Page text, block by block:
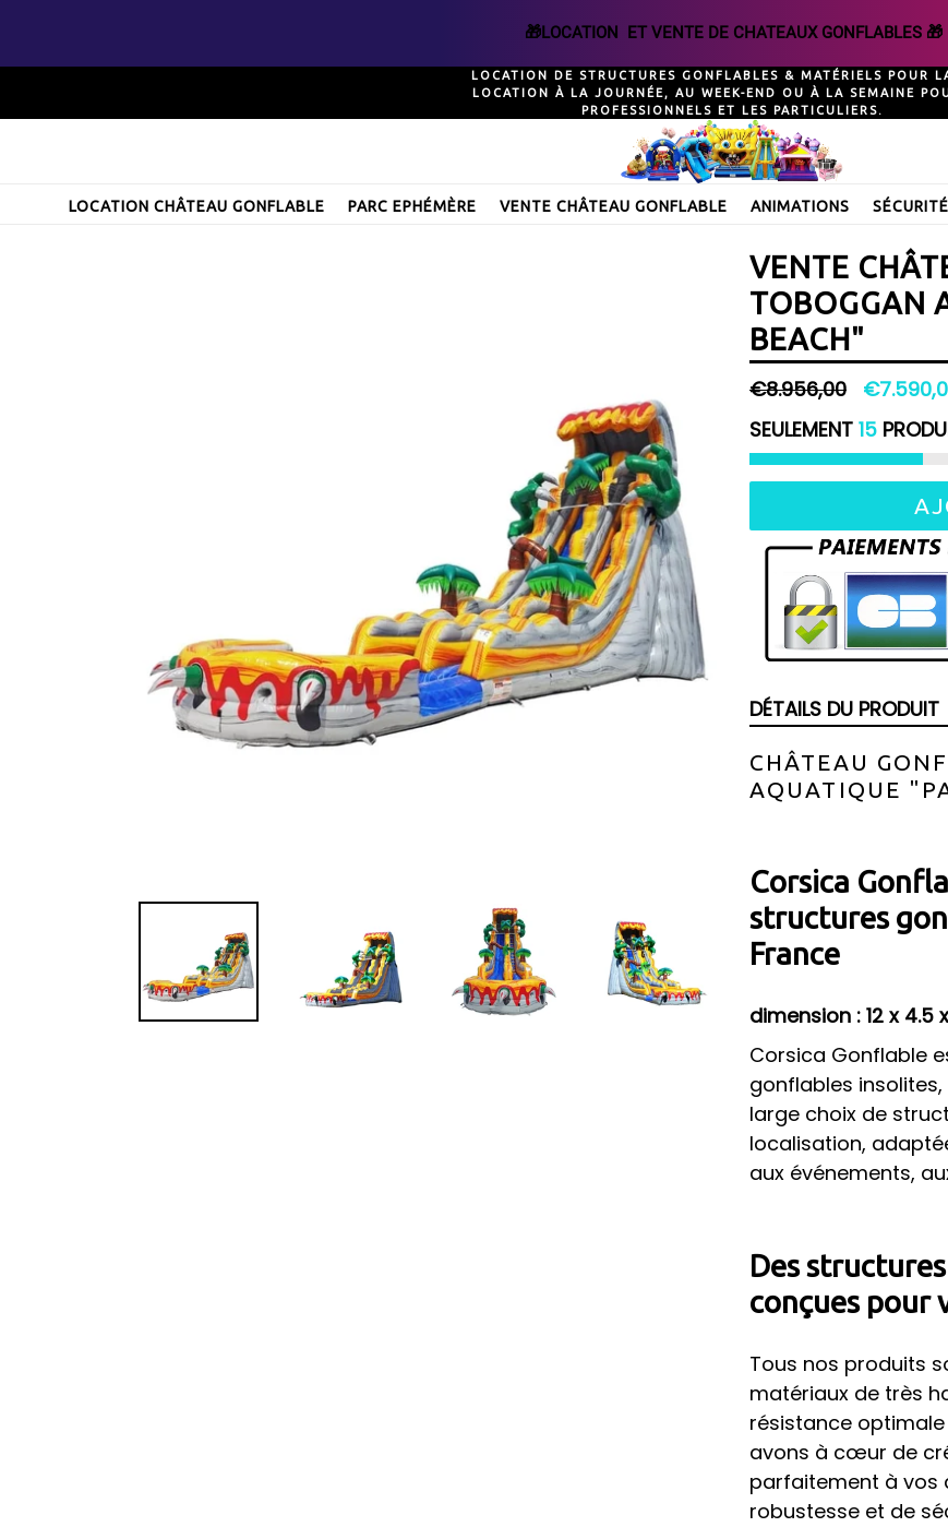
🎁LOCATION  ET VENTE DE CHATEAUX GONFLABLES 🎁
LOCATION DE STRUCTURES GONFLABLES & MATÉRIELS POUR
LOCATION À LA JOURNÉE, AU WEEK-END OU À LA SEMAINE
PROFESSIONNELS ET LES PARTICULIERS.
LOCATION CHÂTEAU GONFLABLE PARC EPHÉMÈRE VENTE CHÂTEAU GONFLABLE ANIMATIONS SÉCURITÉ
VENTE
TOBOGGAN
BEACH"
Prix
régulier
€8.956,00
SEULEMENT 15
DÉTAILS DU PRODUIT
CHÂTEAU
AQUATIQUE
Corsica
structures
France
dimension : 12 x 4.5
Corsica Gonflable
gonflables
large choix de
localisation,
aux événements,
Des
conçues pour
Tous nos produits
matériaux de très
résistance
avons à cœur de
parfaitement à vos
robustesse et de